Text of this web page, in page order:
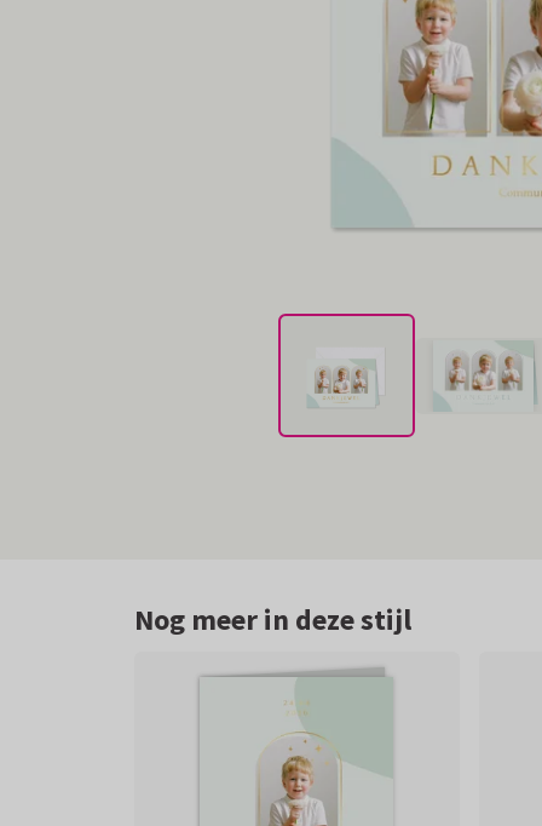
Nog meer in deze stijl